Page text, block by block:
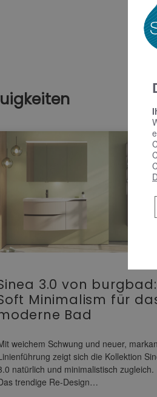
3.0 von burgbad:
Minimalism für
Bad
weichem Schwung und neuer,
zeigt sich die Kollektion
natürlich und minimalistisch zugleich.
trendige Re-Design…